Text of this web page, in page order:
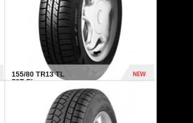
155/80 TR13 TL
79T FI...
NEW